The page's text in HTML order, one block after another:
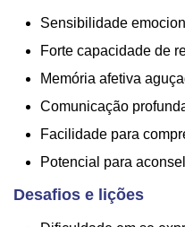
Sensibilidade
Forte capacidade de
Memória afetiva
Comunicação
Facilidade para
Potencial para
Desafios e lições